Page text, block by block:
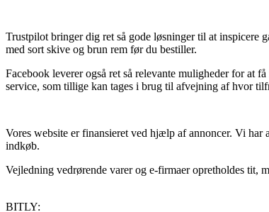
Trustpilot bringer dig ret så gode løsninger til at inspicere
med sort skive og brun rem før du bestiller.
Facebook leverer også ret så relevante muligheder for at
service, som tillige kan tages i brug til afvejning af hvor
Vores website er finansieret ved hjælp af annoncer. Vi
indkøb.
Vejledning vedrørende varer og e-firmaer opretholdes tit,
BITLY: